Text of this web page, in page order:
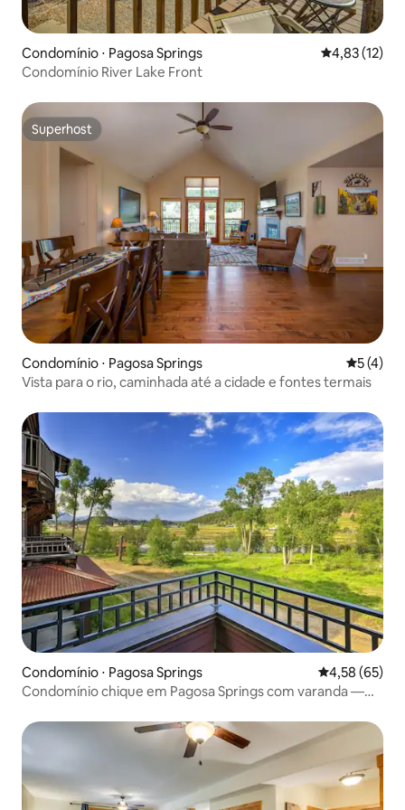
Condomínio ⋅ Pagosa Springs 4,83 de uma
4,83 (12)
Condomínio River Lake Front
Superhost
Superhost
Condomínio ⋅ Pagosa Springs 5 de
5 (4)
Vista para o rio, caminhada até a cidade e fontes termais
Condomínio ⋅ Pagosa Springs 4,58 de uma
4,58 (65)
Condomínio chique em Pagosa Springs com varanda —